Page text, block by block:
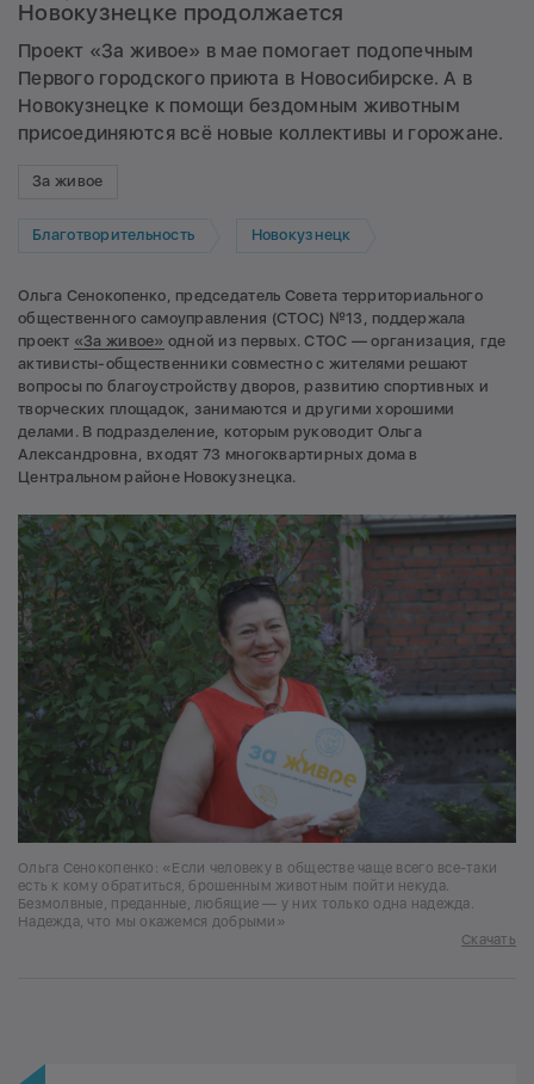
Новокузнецке продолжается
Проект «За живое» в мае помогает подопечным
Первого городского приюта в Новосибирске. А в
Новокузнецке к помощи бездомным животным
присоединяются всё новые коллективы и горожане.
За живое
Благотворительность Новокузнецк
Ольга Сенокопенко, председатель Совета территориального
общественного самоуправления (СТОС) №13, поддержала
проект «За живое» одной из первых. СТОС — организация, где
активисты-общественники совместно с жителями решают
вопросы по благоустройству дворов, развитию спортивных и
творческих площадок, занимаются и другими хорошими
делами. В подразделение, которым руководит Ольга
Александровна, входят 73 многоквартирных дома в
Центральном районе Новокузнецка.
Ольга Сенокопенко: «Если человеку в обществе чаще всего все-таки
есть к кому обратиться, брошенным животным пойти некуда.
Безмолвные, преданные, любящие — у них только одна надежда.
Надежда, что мы окажемся добрыми»
Скачать